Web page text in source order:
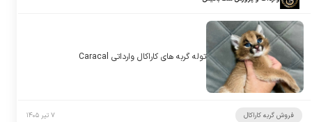
توله گربه های کاراکال وارداتی Caracal
فروش گربه کاراکال ۷ تیر ۱۴۰۵